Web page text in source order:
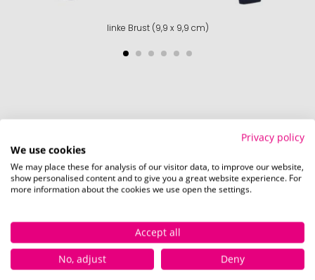
linke Brust (9,9 x 9,9 cm)
So einfach bestellen Sie Ihre Werbeartikel bei
Pinkcube
Privacy policy
We use cookies
We may place these for analysis of our visitor data, to improve our website,
show personalised content and to give you a great website experience. For
more information about the cookies we use open the settings.
Accept all
No, adjust
Deny